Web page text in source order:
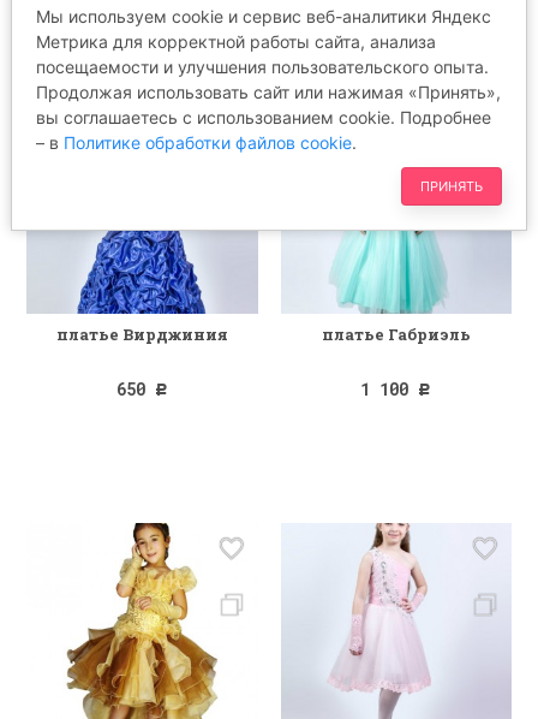
платье Вирджиния
650 Р
платье Габриэль
1 100 Р
Мы используем cookie и сервис веб-аналитики Яндекс
Метрика для корректной работы сайта, анализа
посещаемости и улучшения пользовательского опыта.
Продолжая использовать сайт или нажимая «Принять»,
вы соглашаетесь с использованием cookie. Подробнее
– в Политике обработки файлов cookie.
ПРИНЯТЬ